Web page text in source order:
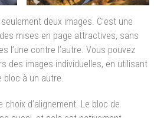
deux images. C’est une
mises en page attractives, sans
l’une contre l’autre. Vous pouvez
des images individuelles, en utilisant
bloc à un autre.
d’alignement. Le bloc de